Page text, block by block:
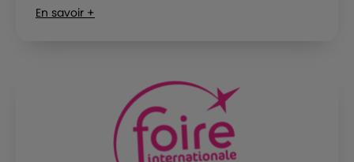
En savoir +